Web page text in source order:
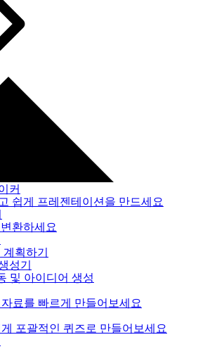
커
쉽게 프레젠테이션을 만드세요
환하세요
획하기
성기
및 아이디어 생성
료를 빠르게 만들어보세요
포괄적인 퀴즈로 만들어보세요